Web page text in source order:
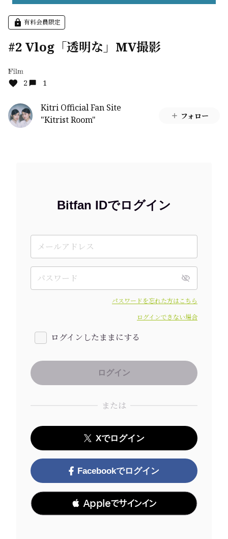
有料会員限定
#2 Vlog「透明な」MV撮影
Film
2 1
Kitri Official Fan Site
"Kitrist Room"
フォロー
Bitfan IDでログイン
パスワードを忘れた方はこちら
ログインできない場合
ログインしたままにする
または
Xでログイン
Facebookでログイン
 Appleでサインイン